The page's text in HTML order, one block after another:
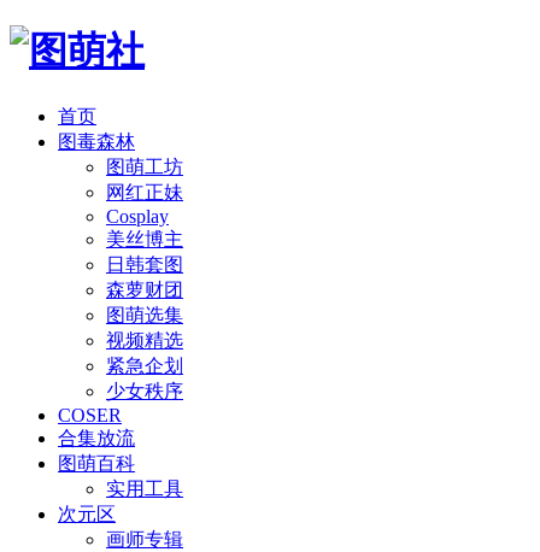
首页
图毒森林
图萌工坊
网红正妹
Cosplay
美丝博主
日韩套图
森萝财团
图萌选集
视频精选
紧急企划
少女秩序
COSER
合集放流
图萌百科
实用工具
次元区
画师专辑